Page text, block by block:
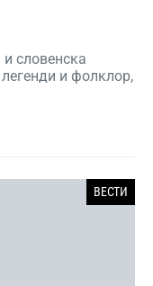
словенска
и фолклор,
ВЕСТИ